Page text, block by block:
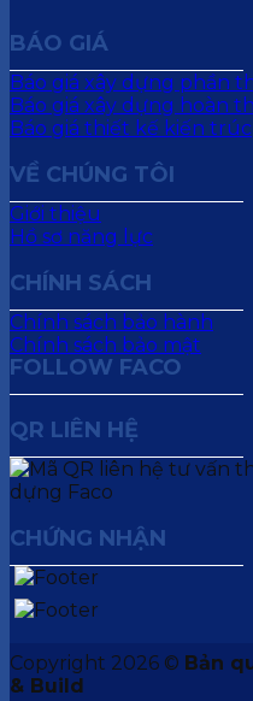
BÁO GIÁ
Báo giá xây dựng phần
Báo giá xây dựng hoàn
Báo giá thiết kế kiến trúc
VỀ CHÚNG TÔI
Giới thiệu
Hồ sơ năng lực
CHÍNH SÁCH
Chính sách bảo hành
Chính sách bảo mật
FOLLOW FACO
QR LIÊN HỆ
CHỨNG NHẬN
Copyright 2026 © Bản
& Build